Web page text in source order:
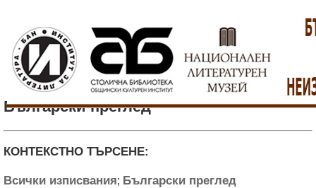
Български преглед
КОНТЕКСТНО ТЪРСЕНЕ:
Всички изписвания; Български преглед